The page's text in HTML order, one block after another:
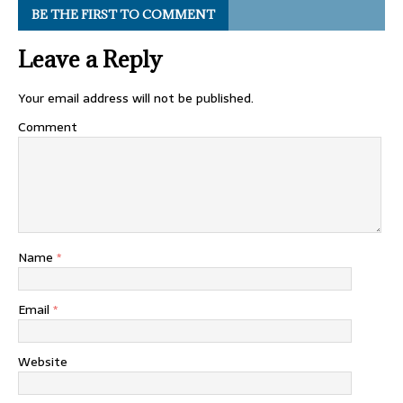
BE THE FIRST TO COMMENT
Leave a Reply
Your email address will not be published.
Comment
Name *
Email *
Website